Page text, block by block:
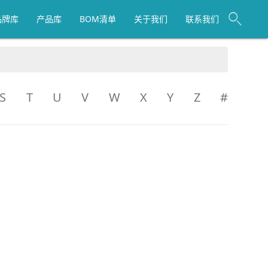
牌库 产品库 BOM清单 关于我们 联系我们
S T U V W X Y Z #